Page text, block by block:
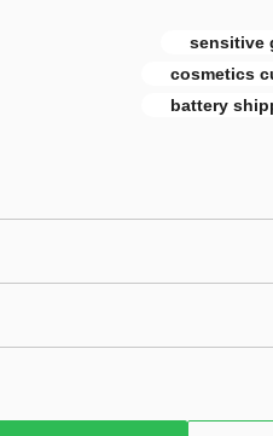
sensitive
cosmetics
battery